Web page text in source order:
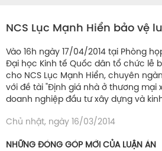
NCS Lục Mạnh Hiển bảo vệ
Vào 16h ngày 17/04/2014 tại Phòng
Đại học Kinh tế Quốc dân tổ chức lễ
cho NCS Lục Mạnh Hiển, chuyên
với đề tài "Định giá nhà ở thương mại
doanh nghiệp đầu tư xây dựng và
Chủ nhật, ngày 16/03/2014
NHỮNG ĐÓNG GÓP MỚI CỦA LUẬN ÁN